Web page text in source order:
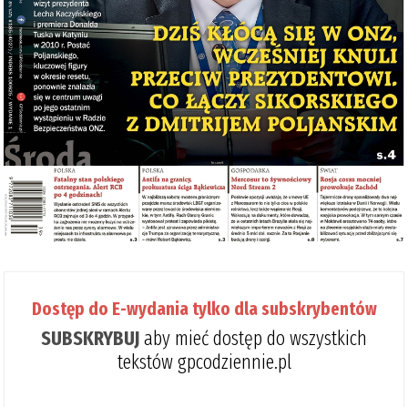
Dostęp do E-wydania tylko dla subskrybentów
SUBSKRYBUJaby mieć dostęp do wszystkich
tekstów gpcodziennie.pl